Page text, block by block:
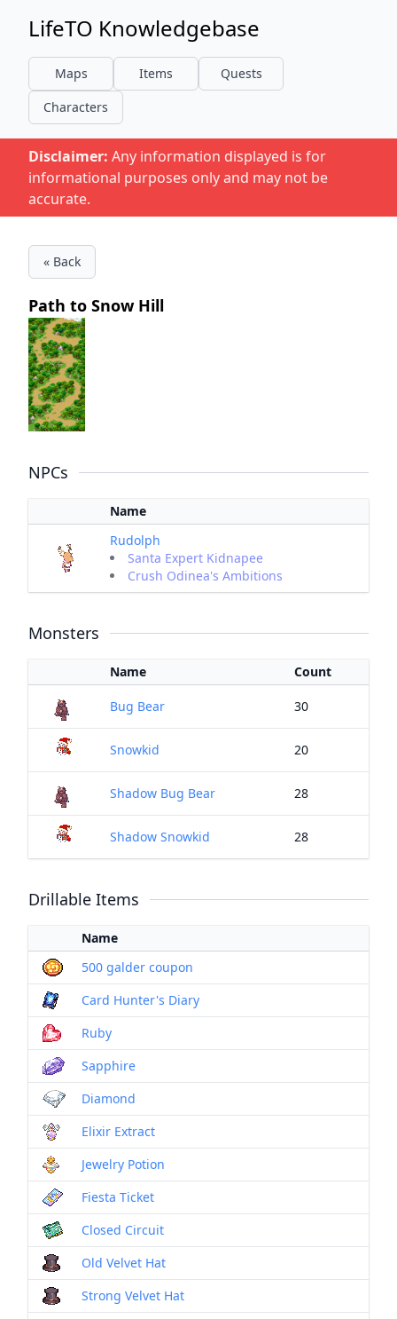
LifeTO Knowledgebase
Maps Items
Quests
Characters
Disclaimer: Any information displayed is for
informational purposes only and may not be
accurate.
« Back
Path to Snow Hill
NPCs
Name
Rudolph
Santa Expert Kidnapee
Crush Odinea's Ambitions
Monsters
Name Count
Bug Bear 30
Snowkid 20
Shadow Bug Bear 28
Shadow Snowkid 28
Drillable Items
Name
500 galder coupon
Card Hunter's Diary
Ruby
Sapphire
Diamond
Elixir Extract
Jewelry Potion
Fiesta Ticket
Closed Circuit
Old Velvet Hat
Strong Velvet Hat